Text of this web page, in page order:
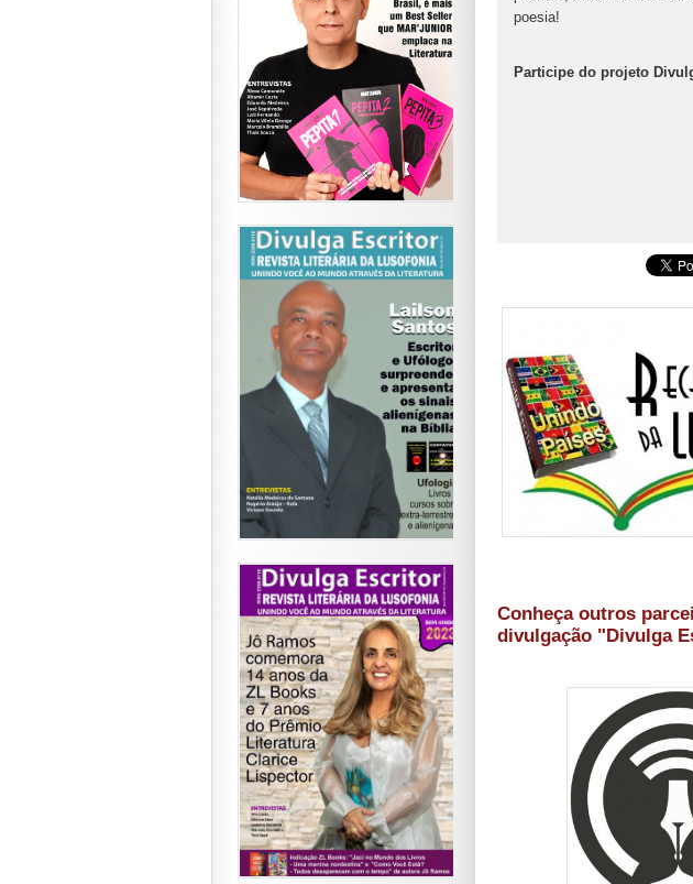
poesia!
Participe do projeto
Conheça outros
divulgação "Divulga